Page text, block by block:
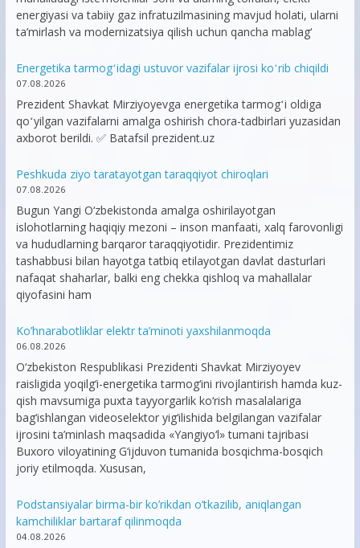
energiyasi va tabiiy gaz infratuzilmasining mavjud holati, ularni
ta’mirlash va modernizatsiya qilish uchun qancha mablag‘
Energetika tarmogʻidagi ustuvor vazifalar ijrosi koʻrib chiqildi
07.08.2026
Prezident Shavkat Mirziyoyevga energetika tarmogʻi oldiga
qoʻyilgan vazifalarni amalga oshirish chora-tadbirlari yuzasidan
axborot berildi. ✅ Batafsil prezident.uz
Peshkuda ziyo taratayotgan taraqqiyot chiroqlari
07.08.2026
Bugun Yangi O‘zbekistonda amalga oshirilayotgan
islohotlarning haqiqiy mezoni – inson manfaati, xalq farovonligi
va hududlarning barqaror taraqqiyotidir. Prezidentimiz
tashabbusi bilan hayotga tatbiq etilayotgan davlat dasturlari
nafaqat shaharlar, balki eng chekka qishloq va mahallalar
qiyofasini ham
Ko’hnarabotliklar elektr ta’minoti yaxshilanmoqda
06.08.2026
O‘zbekiston Respublikasi Prezidenti Shavkat Mirziyoyev
raisligida yoqilg‘i-energetika tarmog‘ini rivojlantirish hamda kuz-
qish mavsumiga puxta tayyorgarlik ko‘rish masalalariga
bag‘ishlangan videoselektor yig‘ilishida belgilangan vazifalar
ijrosini ta’minlash maqsadida «Yangiyo‘l» tumani tajribasi
Buxoro viloyatining G‘ijduvon tumanida bosqichma-bosqich
joriy etilmoqda. Xususan,
Podstansiyalar birma-bir ko’rikdan o’tkazilib, aniqlangan
kamchiliklar bartaraf qilinmoqda
04.08.2026